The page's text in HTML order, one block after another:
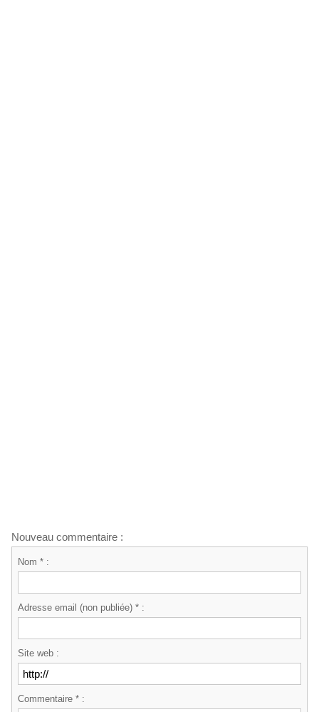
Nouveau commentaire :
Nom * :
Adresse email (non publiée) * :
Site web :
Commentaire * :